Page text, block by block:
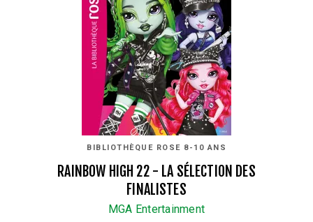
BIBLIOTHÈQUE ROSE 8-10 ANS
RAINBOW HIGH 22 - LA SÉLECTION DES
FINALISTES
MGA Entertainment